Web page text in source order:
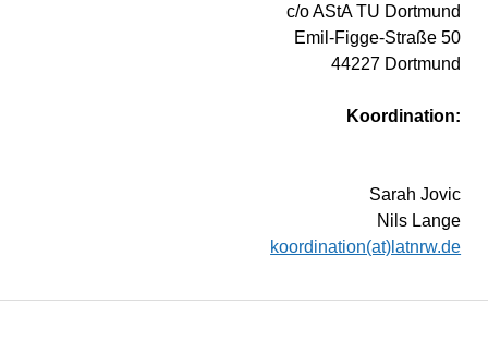
c/o AStA TU Dortmund
Emil-Figge-Straße 50
44227 Dortmund
Koordination:
Sarah Jovic
Nils Lange
koordination(at)latnrw.de